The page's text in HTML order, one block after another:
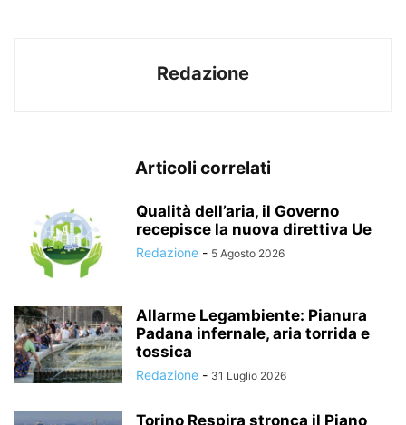
Redazione
Articoli correlati
Qualità dell’aria, il Governo
recepisce la nuova direttiva Ue
Redazione - 5 Agosto 2026
Allarme Legambiente: Pianura
Padana infernale, aria torrida e
tossica
Redazione - 31 Luglio 2026
Torino Respira stronca il Piano